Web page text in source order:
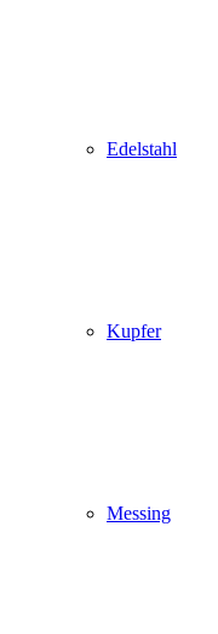
Edelstahl
Kupfer
Messing